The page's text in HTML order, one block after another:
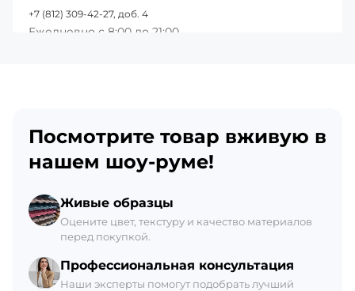
+7 (812) 309-42-27, доб. 4
Ежедневно с 8:00 до 21:00
Ежедневно с 8:00 до 21:00
В наличии 91 шт.
Склад Гатчина
+7 (812) 309-42-27, доб. 6
Ежедневно с 8:00 до 21:00
В наличии 2 шт.
Посмотрите товар вживую в
нашем шоу-руме!
Живые образцы
Оцените цвет, текстуру и качество материалов
перед покупкой.
Профессиональная консультация
Наши эксперты помогут подобрать лучший